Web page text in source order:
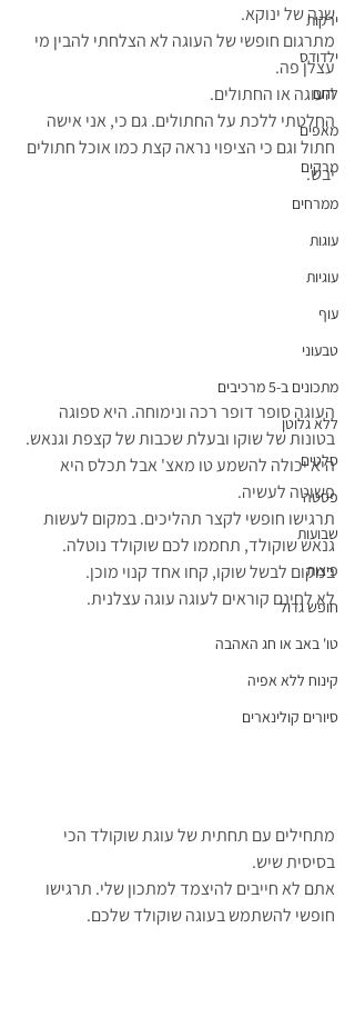
ירקות
ילדודס
לחם
מאפים
מרקים
ממרחים
עוגות
עוגיות
עוף
טבעוני
מתכונים ב-5 מרכיבים
ללא גלוטן
סלטים
פסטה
שבועות
פיצות
חופש גדול
טו' באב או חג האהבה
קינוח ללא אפיה
סיורים קולינארים
שנה של ינוקא.
מתרגום חופשי של העוגה לא הצלחתי להבין מי
עצלן פה.
העוגה או החתולים.
החלטתי ללכת על החתולים. גם כי, אני אישה
חתול וגם כי הציפוי נראה קצת כמו אוכל חתולים
יבש.
העוגה סופר דופר רכה ונימוחה. היא ספוגה
בטונות של שוקו ובעלת שכבות של קצפת וגנאש.
היא יכולה להשמע טו מאצ' אבל תכלס היא
פשוטה לעשיה.
תרגישו חופשי לקצר תהליכים. במקום לעשות
גנאש שוקולד, תחממו לכם שוקולד נוטלה.
במקום לבשל שוקו, קחו אחד קנוי מוכן.
לא לחינם קוראים לעוגה עוגה עצלנית.
מתחילים עם תחתית של עוגת שוקולד הכי
בסיסית שיש.
אתם לא חייבים להיצמד למתכון שלי. תרגישו
חופשי להשתמש בעוגה שוקולד שלכם.